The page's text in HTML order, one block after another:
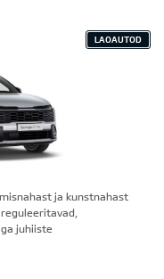
LAOAUTOD
ja kunstnahast
juhiiste